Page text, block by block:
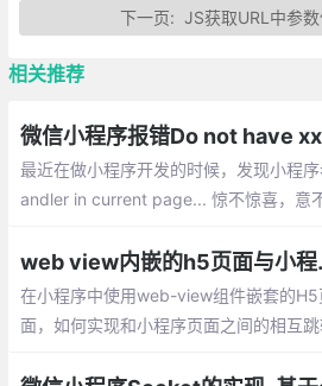
下一页:JS获取URL中参
相关推荐
最近在做小程序开发的时候，发现小程
andler in current page... 惊不惊喜，意
web view
在小程序中使用web-view组件嵌套的H5
面，如何实现和小程序页面之间的相互